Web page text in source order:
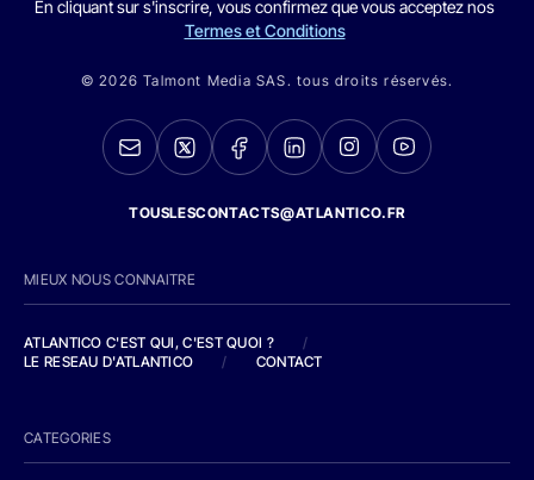
En cliquant sur s'inscrire, vous confirmez que vous acceptez nos
Termes et Conditions
© 2026 Talmont Media SAS. tous droits réservés.
TOUSLESCONTACTS@ATLANTICO.FR
MIEUX NOUS CONNAITRE
ATLANTICO C'EST QUI, C'EST QUOI ?
/
LE RESEAU D'ATLANTICO
/ CONTACT
CATEGORIES